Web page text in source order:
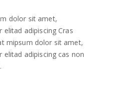
dolor sit amet,
elitad adipiscing Cras
mipsum dolor sit amet,
elitad adipiscing cas non